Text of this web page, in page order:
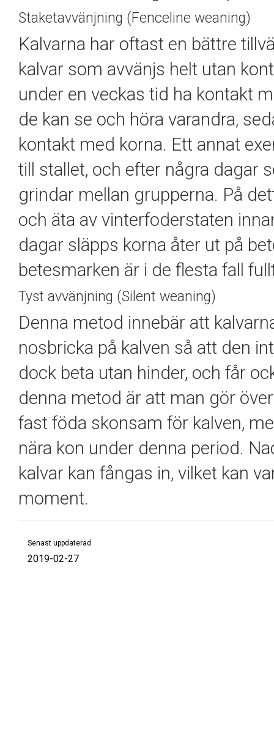
Staketavvänjning (Fenceline weaning)
Kalvarna har oftast en bättre
kalvar som avvänjs helt utan
under en veckas tid ha kontakt
de kan se och höra varandra,
kontakt med korna. Ett annat
till stallet, och efter några dagar
grindar mellan grupperna. På
och äta av vinterfoderstaten
dagar släpps korna åter ut på
betesmarken är i de flesta fall
Tyst avvänjning (Silent weaning)
Denna metod innebär att
nosbricka på kalven så att den
dock beta utan hinder, och får
denna metod är att man gör
fast föda skonsam för kalven,
nära kon under denna period.
kalvar kan fångas in, vilket kan
moment.
Senast uppdaterad
2019-02-27